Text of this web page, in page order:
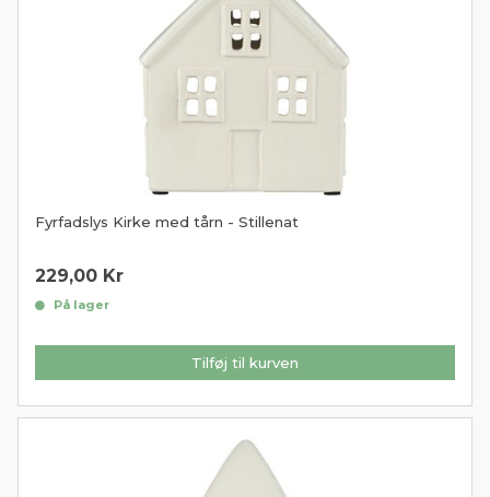
Fyrfadslys Kirke med tårn - Stillenat
229,00 Kr
På lager
Tilføj til kurven